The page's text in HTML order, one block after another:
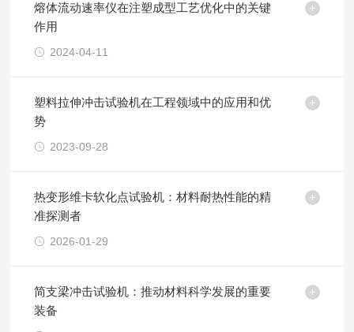
熔体流动速率仪在注塑成型工艺优化中的关键
作用
2024-04-11
塑料拉伸冲击试验机在工程领域中的应用和优
势
2023-09-28
热变形维卡软化点试验机：材料耐热性能的精
准探测者
2026-01-29
简支梁冲击试验机：推动材料科学发展的重要
装备